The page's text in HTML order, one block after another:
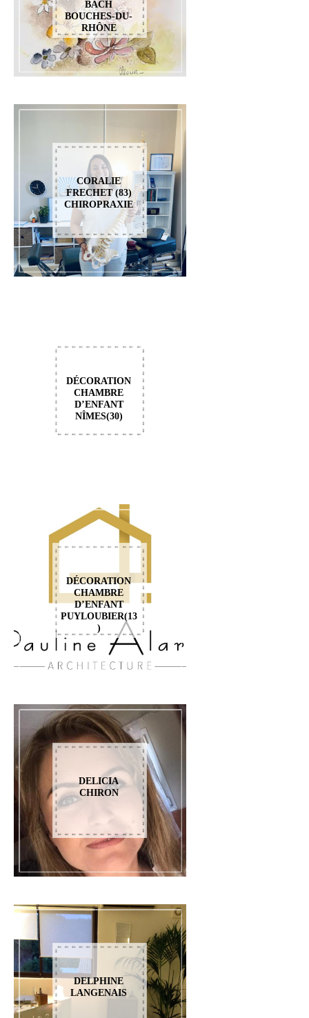
BACH
BOUCHES-DU-
RHÔNE
CORALIE
FRECHET (83)
CHIROPRAXIE
DÉCORATION
CHAMBRE
D’ENFANT
NÎMES(30)
DÉCORATION
CHAMBRE
D’ENFANT
PUYLOUBIER(13
)
DELICIA
CHIRON
DELPHINE
LANGENAIS